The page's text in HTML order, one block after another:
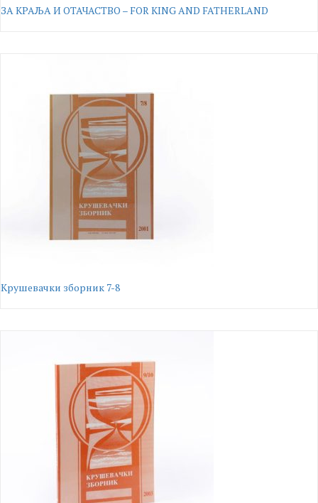
ЗА КРАЉА И ОТАЧАСТВО – FOR KING AND FATHERLAND
Крушевачки зборник 7-8